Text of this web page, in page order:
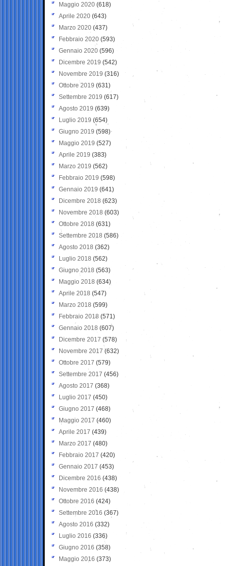
Maggio 2020 (618)
Aprile 2020 (643)
Marzo 2020 (437)
Febbraio 2020 (593)
Gennaio 2020 (596)
Dicembre 2019 (542)
Novembre 2019 (316)
Ottobre 2019 (631)
Settembre 2019 (617)
Agosto 2019 (639)
Luglio 2019 (654)
Giugno 2019 (598)
Maggio 2019 (527)
Aprile 2019 (383)
Marzo 2019 (562)
Febbraio 2019 (598)
Gennaio 2019 (641)
Dicembre 2018 (623)
Novembre 2018 (603)
Ottobre 2018 (631)
Settembre 2018 (586)
Agosto 2018 (362)
Luglio 2018 (562)
Giugno 2018 (563)
Maggio 2018 (634)
Aprile 2018 (547)
Marzo 2018 (599)
Febbraio 2018 (571)
Gennaio 2018 (607)
Dicembre 2017 (578)
Novembre 2017 (632)
Ottobre 2017 (579)
Settembre 2017 (456)
Agosto 2017 (368)
Luglio 2017 (450)
Giugno 2017 (468)
Maggio 2017 (460)
Aprile 2017 (439)
Marzo 2017 (480)
Febbraio 2017 (420)
Gennaio 2017 (453)
Dicembre 2016 (438)
Novembre 2016 (438)
Ottobre 2016 (424)
Settembre 2016 (367)
Agosto 2016 (332)
Luglio 2016 (336)
Giugno 2016 (358)
Maggio 2016 (373)